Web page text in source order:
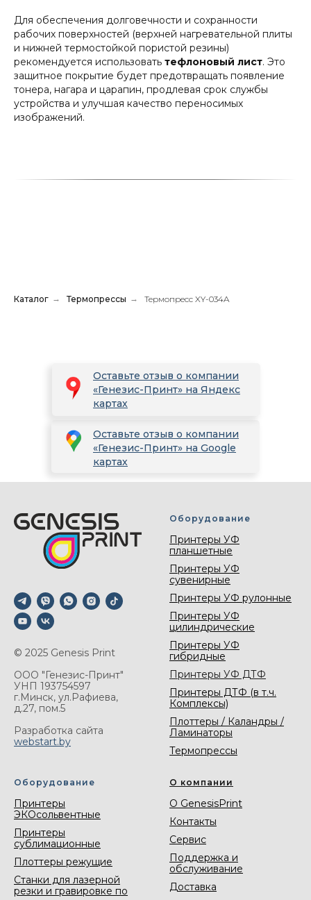
Для обеспечения долговечности и сохранности
рабочих поверхностей (верхней нагревательной плиты
и нижней термостойкой пористой резины)
рекомендуется использовать тефлоновый лист. Это
защитное покрытие будет предотвращать появление
тонера, нагара и царапин, продлевая срок службы
устройства и улучшая качество переносимых
изображений.
Каталог → Термопрессы → Термопресс XY-034A
Оставьте отзыв о компании
«Генезис-Принт» на Google
картах
Оставьте отзыв о компании
«Генезис-Принт» на Яндекс
картах
© 2025 Genesis Print
ООО "Генезис-Принт"
УНП 193754597
г.Минск, ул.Рафиева,
д.27, пом.5
Разработка сайта
webstart.by
Оборудование
Принтеры УФ
планшетные
Принтеры УФ
сувенирные
Принтеры УФ рулонные
Принтеры УФ
цилиндрические
Принтеры УФ
гибридные
Принтеры УФ ДТФ
Принтеры ДТФ (в т.ч.
Комплексы)
Плоттеры / Каландры /
Ламинаторы
Термопрессы
Оборудование
Принтеры
ЭКОсольвентные
Принтеры
сублимационные
Плоттеры режущие
Станки для лазерной
резки и гравировке по
О компании
О GenesisPrint
Контакты
Сервис
Поддержка и
обслуживание
Доставка